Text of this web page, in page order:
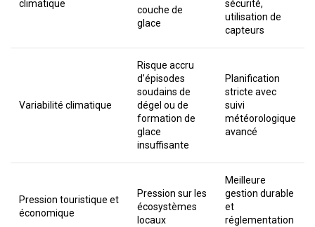
climatique
couche de
glace
sécurité,
utilisation de
capteurs
Variabilité climatique
Risque accru
d’épisodes
soudains de
dégel ou de
formation de
glace
insuffisante
Planification
stricte avec
suivi
météorologique
avancé
Pression touristique et
économique
Pression sur les
écosystèmes
locaux
Meilleure
gestion durable
et
réglementation